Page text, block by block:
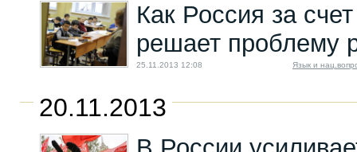
Как Россия за
решает проблему
25.11.2013 12:08 Язык и
20.11.2013